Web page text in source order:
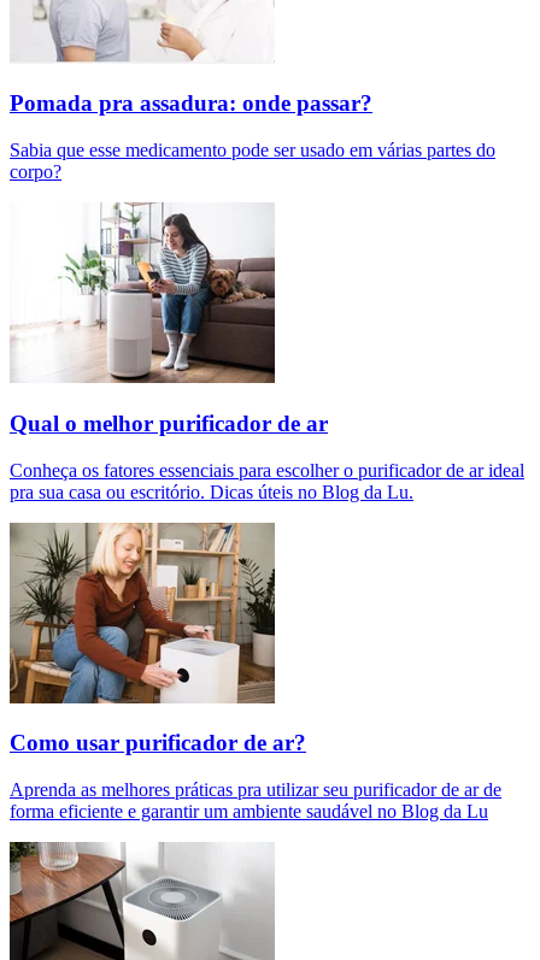
Pomada pra assadura: onde passar?
Sabia que esse medicamento pode ser usado em várias partes do
corpo?
Qual o melhor purificador de ar​
Conheça os fatores essenciais para escolher o purificador de ar ideal
pra sua casa ou escritório. Dicas úteis no Blog da Lu.
Como usar purificador de ar?
Aprenda as melhores práticas pra utilizar seu purificador de ar de
forma eficiente e garantir um ambiente saudável no Blog da Lu